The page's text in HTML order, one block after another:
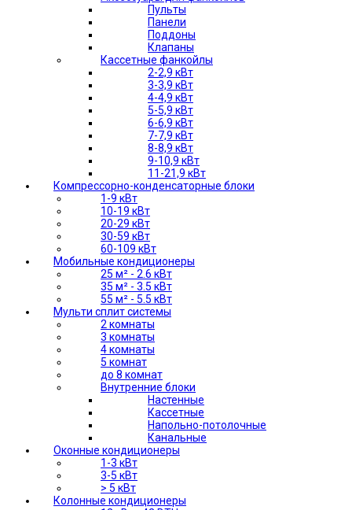
Пульты
Панели
Поддоны
Клапаны
Кассетные фанкойлы
2-2,9 кВт
3-3,9 кВт
4-4,9 кВт
5-5,9 кВт
6-6,9 кВт
7-7,9 кВт
8-8,9 кВт
9-10,9 кВт
11-21,9 кВт
Компрессорно-конденсаторные блоки
1-9 кВт
10-19 кВт
20-29 кВт
30-59 кВт
60-109 кВт
Мобильные кондиционеры
25 м² - 2.6 кВт
35 м² - 3.5 кВт
55 м² - 5.5 кВт
Мульти сплит системы
2 комнаты
3 комнаты
4 комнаты
5 комнат
до 8 комнат
Внутренние блоки
Настенные
Кассетные
Напольно-потолочные
Канальные
Оконные кондиционеры
1-3 кВт
3-5 кВт
> 5 кВт
Колонные кондиционеры